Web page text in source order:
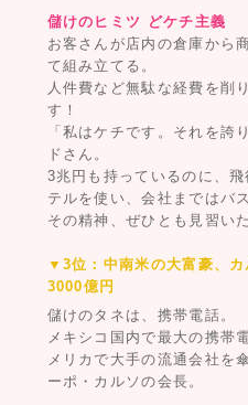
儲けのヒミツ どケチ主義
お客さんが店内の倉庫から
て組み立てる。
人件費など無駄な経費を削
す！
「私はケチです。それを誇
ドさん。
3兆円も持っているのに、
テルを使い、会社まではバ
その精神、ぜひとも見習い
▼3位：中南米の大富豪、
3000億円
儲けのタネは、携帯電話。
メキシコ国内で最大の携帯
メリカで大手の流通会社を
ーポ・カルソの会長。